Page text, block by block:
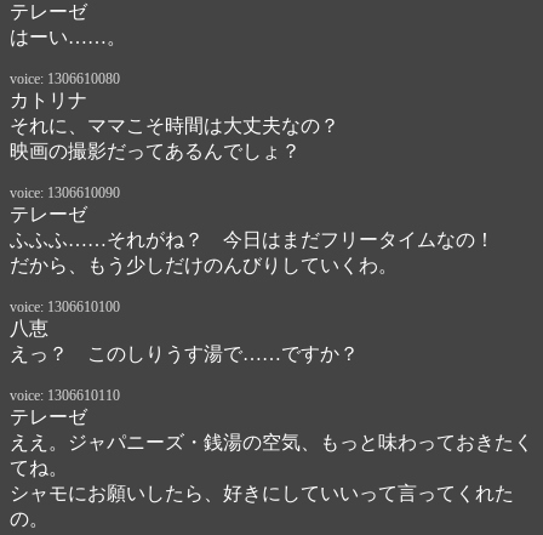
テレーゼ
はーい……。
voice: 1306610080
カトリナ
それに、ママこそ時間は大丈夫なの？
映画の撮影だってあるんでしょ？
voice: 1306610090
テレーゼ
ふふふ……それがね？　今日はまだフリータイムなの！
だから、もう少しだけのんびりしていくわ。
voice: 1306610100
八恵
えっ？　このしりうす湯で……ですか？
voice: 1306610110
テレーゼ
ええ。ジャパニーズ・銭湯の空気、もっと味わっておきたく
てね。
シャモにお願いしたら、好きにしていいって言ってくれた
の。